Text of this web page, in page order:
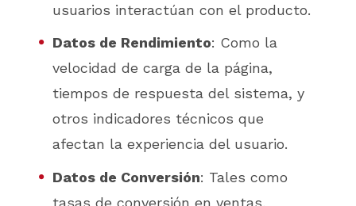
usuarios interactúan con el producto.
Datos de Rendimiento: Como la
velocidad de carga de la página,
tiempos de respuesta del sistema, y
otros indicadores técnicos que
afectan la experiencia del usuario.
Datos de Conversión: Tales como
tasas de conversión en ventas,